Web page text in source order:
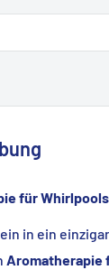
für
in ein
Aromatherapie